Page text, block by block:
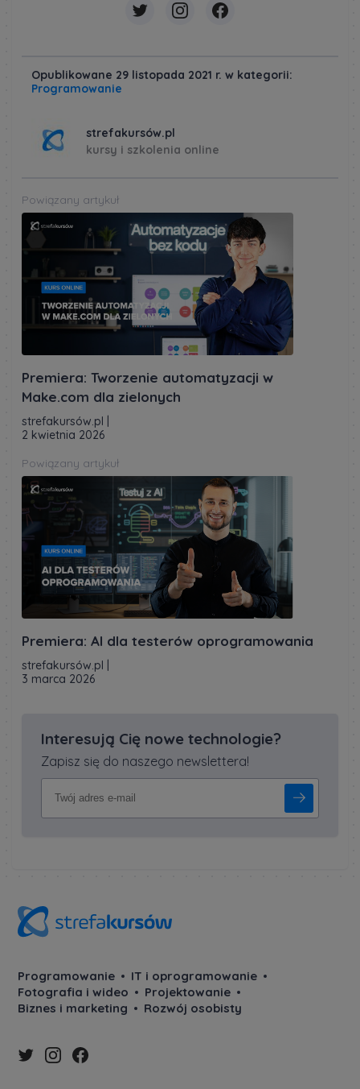
Opublikowane 29 listopada 2021 r. w kategorii:
Programowanie
strefakursów.pl
kursy i szkolenia online
Powiązany artykuł
Premiera: Tworzenie automatyzacji w
Make.com dla zielonych
strefakursów.pl
2 kwietnia 2026
Powiązany artykuł
Premiera: AI dla testerów oprogramowania
strefakursów.pl
3 marca 2026
Interesują Cię nowe technologie?
Zapisz się do naszego newslettera!
Programowanie
IT i oprogramowanie
Fotografia i wideo
Projektowanie
Biznes i marketing
Rozwój osobisty